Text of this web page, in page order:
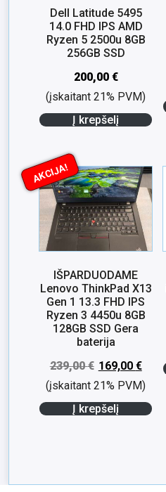
Dell Latitude 5495
14.0 FHD IPS AMD
Ryzen 5 2500u 8GB
256GB SSD
200,00 €
(įskaitant 21% PVM)
Į krepšelį
AKCIJA!
IŠPARDUODAME
Lenovo ThinkPad X13
Gen 1 13.3 FHD IPS
Ryzen 3 4450u 8GB
128GB SSD Gera
baterija
239,00€ 169,00 €
(įskaitant 21% PVM)
Į krepšelį